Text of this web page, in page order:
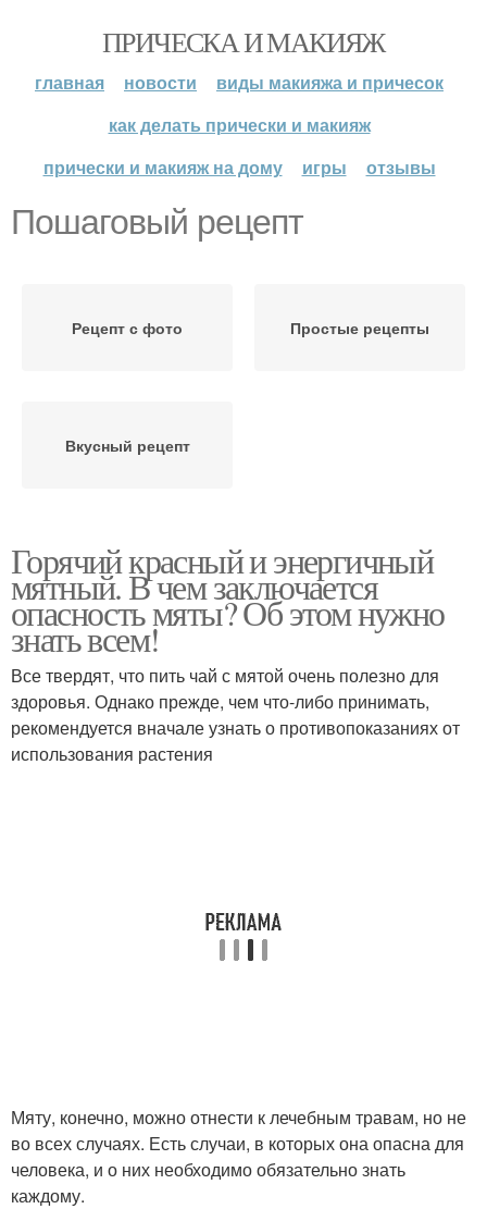
ПРИЧЕСКА И МАКИЯЖ
главная новости
виды макияжа и причесок
как делать прически и макияж
прически и макияж на дому
игры отзывы
Пошаговый рецепт
Рецепт с фото Простые рецепты
Вкусный рецепт
Горячий красный и энергичный
мятный. В чем заключается
опасность мяты? Об этом нужно
знать всем!
Все твердят, что пить чай с мятой очень полезно для
здоровья. Однако прежде, чем что-либо принимать,
рекомендуется вначале узнать о противопоказаниях от
использования растения
Мяту, конечно, можно отнести к лечебным травам, но не
во всех случаях. Есть случаи, в которых она опасна для
человека, и о них необходимо обязательно знать
каждому.